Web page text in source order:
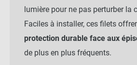
lumière pour ne pas perturber la
Faciles à installer, ces filets
protection durable face aux
de plus en plus fréquents.